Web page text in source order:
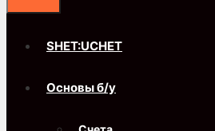
SHET:UCHET
Основы б/у